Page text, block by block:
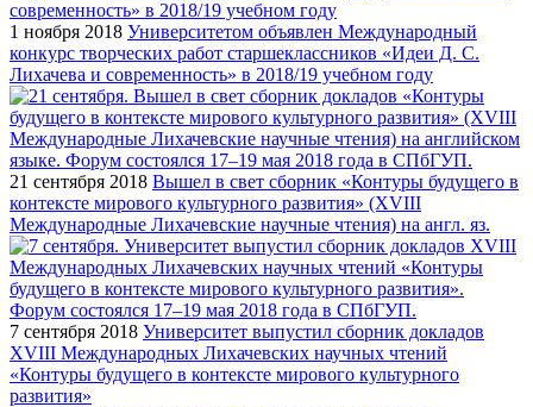
1 ноября 2018 Университетом объявлен Международный
конкурс творческих работ старшеклассников «Идеи Д. С.
Лихачева и современность» в 2018/19 учебном году
21 сентября 2018 Вышел в свет сборник «Контуры будущего в
контексте мирового культурного развития» (XVIII
Международные Лихачевские научные чтения) на англ. яз.
7 сентября 2018 Университет выпустил сборник докладов
XVIII Международных Лихачевских научных чтений
«Контуры будущего в контексте мирового культурного
развития»